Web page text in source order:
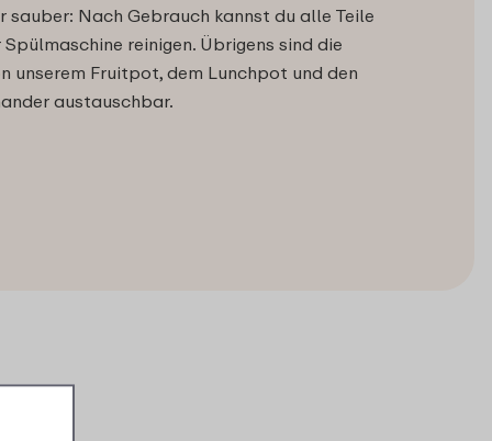
sauber: Nach Gebrauch kannst du alle Teile
reinigen. Übrigens sind die
unserem Fruitpot, dem Lunchpot und den
austauschbar.